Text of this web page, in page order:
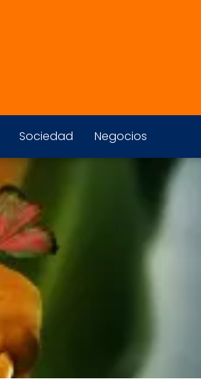
Sociedad Negocios